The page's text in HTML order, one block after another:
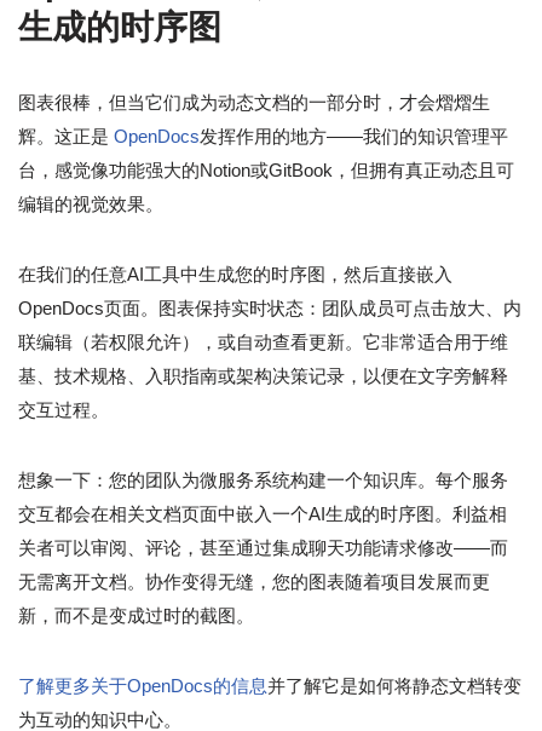
生成的时序图
图表很棒，但当它们成为动态文档的一部分时，才会熠熠生
辉。这正是 OpenDocs发挥作用的地方——我们的知识管理平
台，感觉像功能强大的Notion或GitBook，但拥有真正动态且可
编辑的视觉效果。
在我们的任意AI工具中生成您的时序图，然后直接嵌入
OpenDocs页面。图表保持实时状态：团队成员可点击放大、内
联编辑（若权限允许），或自动查看更新。它非常适合用于维
基、技术规格、入职指南或架构决策记录，以便在文字旁解释
交互过程。
想象一下：您的团队为微服务系统构建一个知识库。每个服务
交互都会在相关文档页面中嵌入一个AI生成的时序图。利益相
关者可以审阅、评论，甚至通过集成聊天功能请求修改——而
无需离开文档。协作变得无缝，您的图表随着项目发展而更
新，而不是变成过时的截图。
了解更多关于OpenDocs的信息并了解它是如何将静态文档转变
为互动的知识中心。